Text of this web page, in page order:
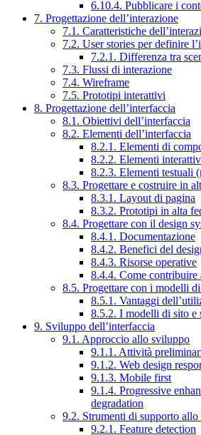
6.10.4. Pubblicare i
7. Progettazione dell’interazione
7.1. Caratteristiche
7.2. User stories per definire
7.2.1. Differenza tra
7.3. Flussi di interazione
7.4. Wireframe
7.5. Prototipi interattivi
8. Progettazione dell’interfaccia
8.1. Obiettivi dell’interfaccia
8.2. Elementi dell’interfaccia
8.2.1. Elementi di
8.2.2. Elementi
8.2.3. Elementi testuali
8.3. Progettare e costruire in
8.3.1. Layout di pagina
8.3.2. Prototipi in alta
8.4. Progettare con il design
8.4.1. Documentazione
8.4.2. Benefici del
8.4.3. Risorse operative
8.4.4. Come contribuire
8.5. Progettare con i modelli
8.5.1. Vantaggi
8.5.2. I modelli di sito e
9. Sviluppo dell’interfaccia
9.1. Approccio allo sviluppo
9.1.1. Attività
9.1.2. Web design
9.1.3. Mobile first
9.1.4. Progressive
degradation
9.2. Strumenti di supporto
9.2.1. Feature detection